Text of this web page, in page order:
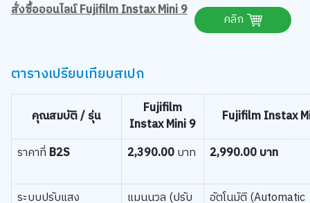
สั่งซื้อออนไลน์ Fujifilm Instax Mini 9
คลิก
ตารางเปรียบเทียบสเปก
คุณสมบัติ / รุ่น
Fujifilm
Instax Mini 9
Fujifilm Instax
ราคาที่ B2S 2,390.00บาท 2,990.00 บาท
ระบบปรับแสง
แมนนวล (ปรับ
อัตโนมัติ (Automatic